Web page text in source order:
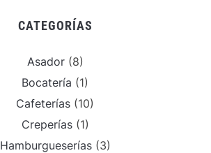
CATEGORÍAS
Asador(8)
Bocatería (1)
Cafeterías (10)
Creperías(1)
Hamburgueserías(3)